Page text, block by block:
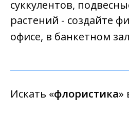
суккулентов,
растений - создайте
офисе, в банкетном
Искать «флористика»